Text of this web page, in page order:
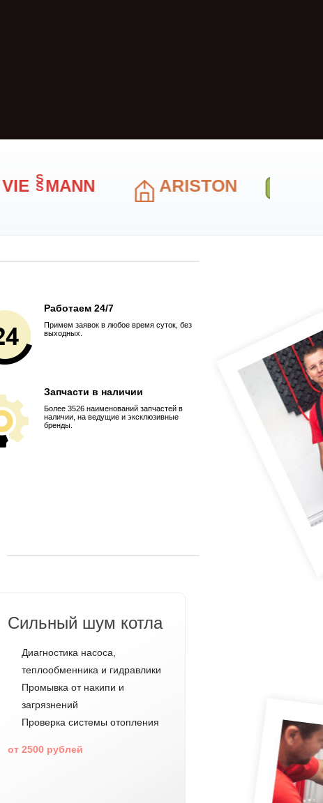
Работаем 24/7
Примем заявок в любое время суток, без
выходных.
Запчасти в наличии
Более 3526 наименований запчастей в
наличии, на ведущие и эксклюзивные
бренды.
Сильный шум котла
Диагностика насоса,
теплообменника и гидравлики
Промывка от накипи и
загрязнений
Проверка системы отопления
от 2500 рублей